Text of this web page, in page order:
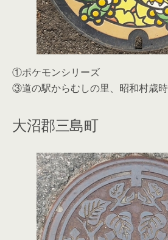
①ポケモンシリーズ
③道の駅からむしの里、昭和村歳
大沼郡三島町